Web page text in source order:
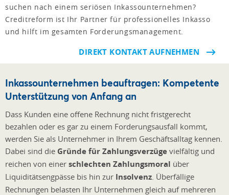
suchen nach einem seriösen Inkassounternehmen?
Creditreform ist Ihr Partner für professionelles Inkasso
und hilft im gesamten Forderungsmanagement.
DIREKT KONTAKT AUFNEHMEN
Inkassounternehmen beauftragen: Kompetente
Unterstützung von Anfang an
Dass Kunden eine offene Rechnung nicht fristgerecht
bezahlen oder es gar zu einem Forderungsausfall kommt,
werden Sie als Unternehmer in Ihrem Geschäftsalltag kennen.
Dabei sind die Gründe für Zahlungsverzüge vielfältig und
reichen von einer schlechten Zahlungsmoral über
Liquiditätsengpässe bis hin zur Insolvenz . Überfällige
Rechnungen belasten Ihr Unternehmen gleich auf mehreren